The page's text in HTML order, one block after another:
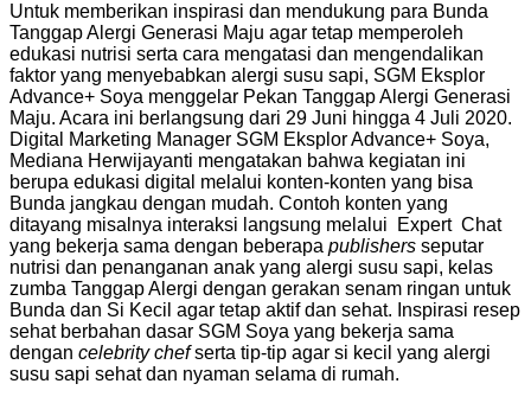
Untuk memberikan inspirasi dan mendukung para Bunda
Tanggap Alergi Generasi Maju agar tetap memperoleh
edukasi nutrisi serta cara mengatasi dan mengendalikan
faktor yang menyebabkan alergi susu sapi, SGM Eksplor
Advance+ Soya menggelar Pekan Tanggap Alergi Generasi
Maju. Acara ini berlangsung dari 29 Juni hingga 4 Juli 2020.
Digital Marketing Manager SGM Eksplor Advance+ Soya,
Mediana Herwijayanti mengatakan bahwa kegiatan ini
berupa edukasi digital melalui konten-konten yang bisa
Bunda jangkau dengan mudah. Contoh konten yang
ditayang misalnya interaksi langsung melalui Expert Chat
yang bekerja sama dengan beberapa publishers seputar
nutrisi dan penanganan anak yang alergi susu sapi, kelas
zumba Tanggap Alergi dengan gerakan senam ringan untuk
Bunda dan Si Kecil agar tetap aktif dan sehat. Inspirasi resep
sehat berbahan dasar SGM Soya yang bekerja sama
dengan celebrity chefserta tip-tip agar si kecil yang alergi
susu sapi sehat dan nyaman selama di rumah.